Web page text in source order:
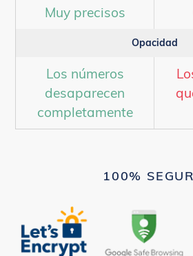
Muy precisos
Opacidad
Los números
desaparecen
completamente
100%